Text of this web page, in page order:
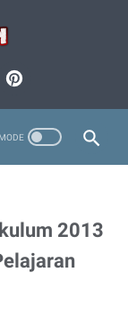
2013